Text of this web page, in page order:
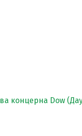
концерна Dow